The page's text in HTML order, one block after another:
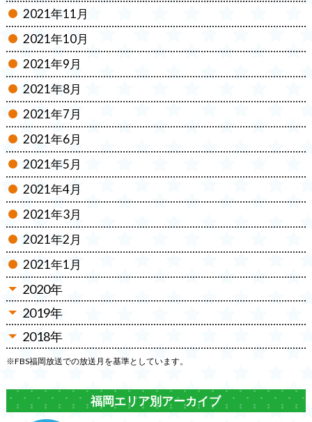
2021年11月
2021年10月
2021年9月
2021年8月
2021年7月
2021年6月
2021年5月
2021年4月
2021年3月
2021年2月
2021年1月
2020年
2020年12月
2020年11月
2020年10月
2020年9月
2020年8月
2019年
2019年12月
2019年11月
2019年10月
2019年9月
2018年
2018年12月
2018年11月
2018年10月
※FBS福岡放送での放送月を基準としています。
福岡エリア別アーカイブ